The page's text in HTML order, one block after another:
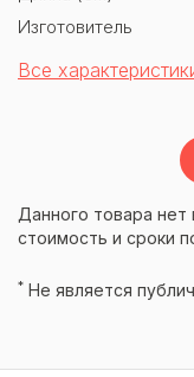
Изготовитель
Все
Данного товара нет
стоимость и сроки
* Не является